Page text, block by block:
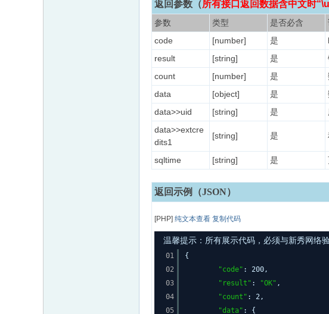
返回参数 （所有接口返回数据含中文时
参数 类型 是否必含
code
[number] 是
result
[string] 是
count
[number] 是
data
[object] 是
data>>uid
[string] 是
data>>extcre
dits1
[string] 是
sqltime [string] 是
返回示例（JSON）
[PHP] 纯文本查看 复制代码
温馨提示：所有展示代码，必须与新秀网
01
02
03
04
05
{
"code" : 200,
"result" : "OK" ,
"count" : 2,
"data" : {